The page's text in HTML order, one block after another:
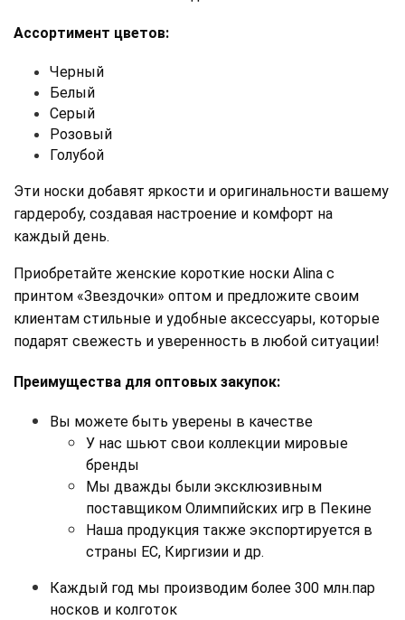
Ассортимент цветов:
Черный
Белый
Серый
Розовый
Голубой
Эти носки добавят яркости и оригинальности вашему
гардеробу, создавая настроение и комфорт на
каждый день.
Приобретайте женские короткие носки Alina с
принтом «Звездочки» оптом и предложите своим
клиентам стильные и удобные аксессуары, которые
подарят свежесть и уверенность в любой ситуации!
Преимущества для оптовых закупок:
Вы можете быть уверены в качестве
У нас шьют свои коллекции мировые
бренды
Мы дважды были эксклюзивным
поставщиком Олимпийских игр в Пекине
Наша продукция также экспортируется в
страны ЕС, Киргизии и др.
Каждый год мы производим более 300 млн.пар
носков и колготок